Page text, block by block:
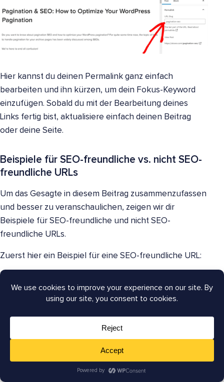
Hier kannst du deinen Permalink ganz einfach
bearbeiten und ihn kürzen, um dein Fokus-Keyword
einzufügen. Sobald du mit der Bearbeitung deines
Links fertig bist, aktualisiere einfach deinen Beitrag
oder deine Seite.
Beispiele für SEO-freundliche vs. nicht SEO-
freundliche URLs
Um das Gesagte in diesem Beitrag zusammenzufassen
und besser zu veranschaulichen, zeigen wir dir
Beispiele für SEO-freundliche und nicht SEO-
freundliche URLs.
Zuerst hier ein Beispiel für eine SEO-freundliche URL:
https://aioseo.com/what-is-a-permalink/
„SEO-Best-Practices“. Und sie beschreibt klar, worum
es auf der Seite geht. Die Bindestriche zwischen den
Wörtern machen sie gut lesbar und sie verwendet